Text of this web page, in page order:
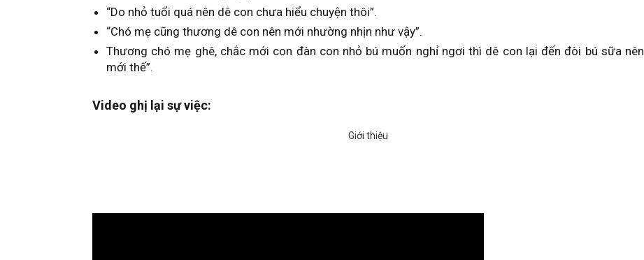
“Do nhỏ tuổi quá nên dê con chưa hiểu chuyện thôi”.
“Chó mẹ cũng thương dê con nên mới nhường nhịn như vậy”.
Thương chó mẹ ghê, chắc mới con đàn con nhỏ bú muốn nghỉ ngơi thì dê con lại đến đòi bú sữa nên
mới thế”.
Video ghị lại sự việc: